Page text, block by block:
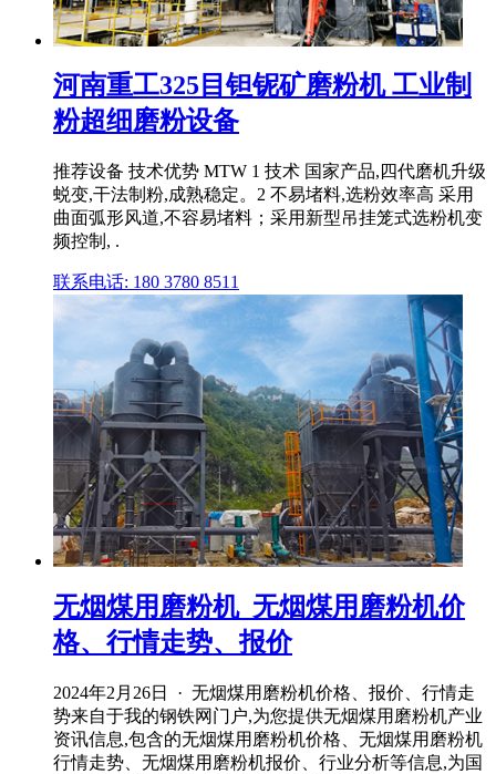
河南重工325目钽铌矿磨粉机 工业制
粉超细磨粉设备
推荐设备 技术优势 MTW 1 技术 国家产品,四代磨机升级
蜕变,干法制粉,成熟稳定。2 不易堵料,选粉效率高 采用
曲面弧形风道,不容易堵料；采用新型吊挂笼式选粉机变
频控制, .
联系电话: 180 3780 8511
无烟煤用磨粉机_无烟煤用磨粉机价
格、行情走势、报价
2024年2月26日 · 无烟煤用磨粉机价格、报价、行情走
势来自于我的钢铁网门户,为您提供无烟煤用磨粉机产业
资讯信息,包含的无烟煤用磨粉机价格、无烟煤用磨粉机
行情走势、无烟煤用磨粉机报价、行业分析等信息,为国